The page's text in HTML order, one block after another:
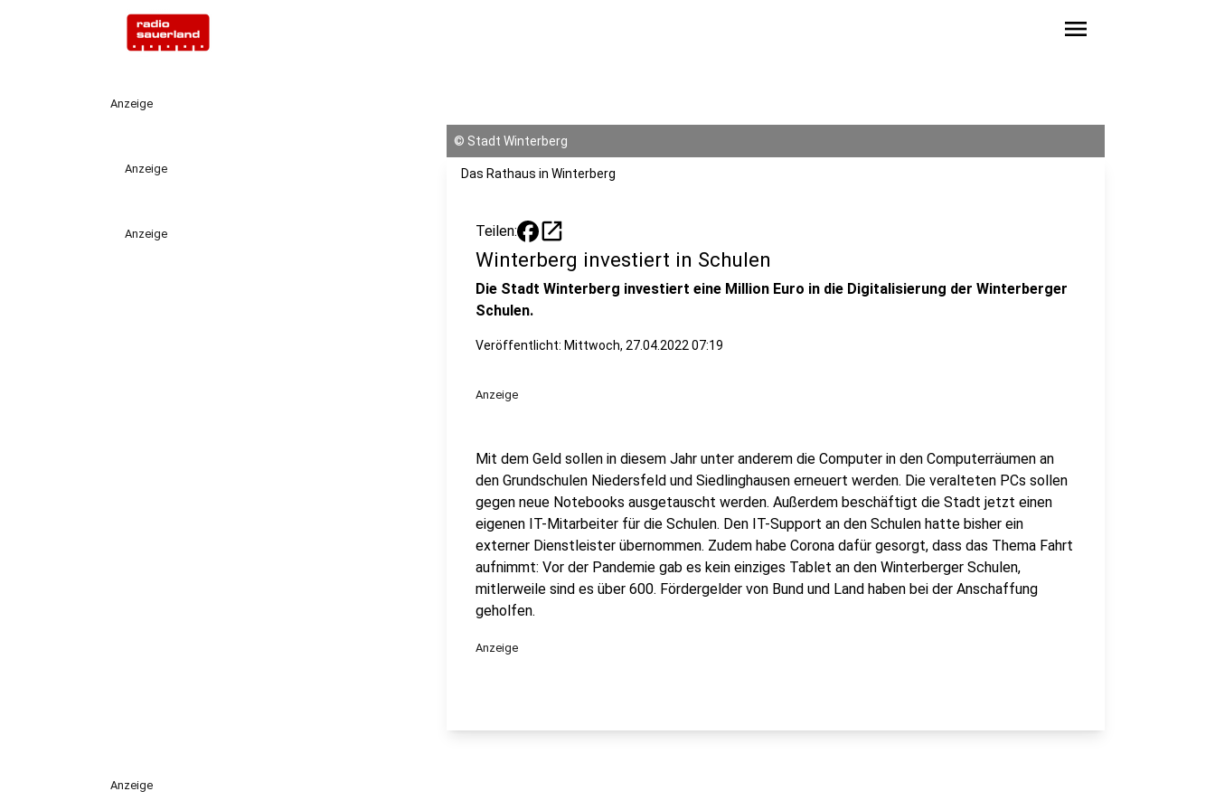
menu
Anzeige
Anzeige
Anzeige
© Stadt Winterberg
Das Rathaus in Winterberg
Teilen: open_in_new
Winterberg investiert in Schulen
Die Stadt Winterberg investiert eine Million Euro in die Digitalisierung der Winterberger
Schulen.
Veröffentlicht: Mittwoch, 27.04.2022 07:19
Anzeige
Mit dem Geld sollen in diesem Jahr unter anderem die Computer in den Computerräumen an
den Grundschulen Niedersfeld und Siedlinghausen erneuert werden. Die veralteten PCs sollen
gegen neue Notebooks ausgetauscht werden. Außerdem beschäftigt die Stadt jetzt einen
eigenen IT-Mitarbeiter für die Schulen. Den IT-Support an den Schulen hatte bisher ein
externer Dienstleister übernommen. Zudem habe Corona dafür gesorgt, dass das Thema Fahrt
aufnimmt: Vor der Pandemie gab es kein einziges Tablet an den Winterberger Schulen,
mitlerweile sind es über 600. Fördergelder von Bund und Land haben bei der Anschaffung
geholfen.
Anzeige
Anzeige